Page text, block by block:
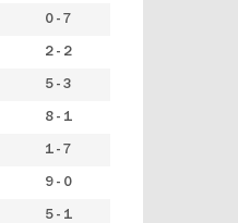
0 - 7
2 - 2
5 - 3
8 - 1
1 - 7
9 - 0
5 - 1